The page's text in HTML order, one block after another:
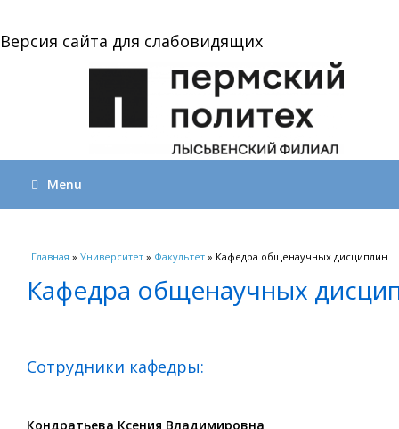
Версия сайта для слабовидящих
Menu
Вы здесь
Главная » Университет » Факультет » Кафедра общенаучных дисциплин
Кафедра общенаучных
Сотрудники кафедры:
Кондратьева Ксения Владимировна